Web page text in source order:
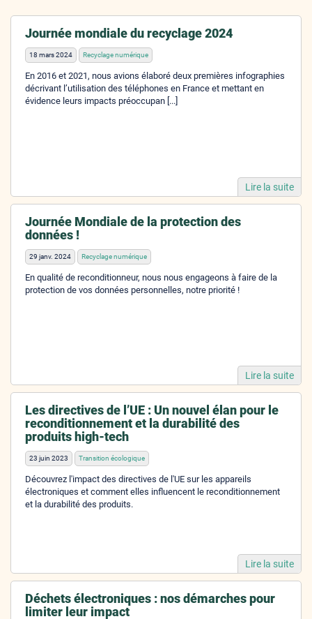
Journée mondiale du recyclage 2024
18 mars 2024 Recyclage numérique
En 2016 et 2021, nous avions élaboré deux premières infographies
décrivant l’utilisation des téléphones en France et mettant en
évidence leurs impacts préoccupan [...]
Lire la suite
Journée Mondiale de la protection des
données !
29 janv. 2024 Recyclage numérique
En qualité de reconditionneur, nous nous engageons à faire de la
protection de vos données personnelles, notre priorité !
Lire la suite
Les directives de l’UE : Un nouvel élan pour le
reconditionnement et la durabilité des
produits high-tech
23 juin 2023 Transition écologique
Découvrez l'impact des directives de l'UE sur les appareils
électroniques et comment elles influencent le reconditionnement
et la durabilité des produits.
Lire la suite
Déchets électroniques : nos démarches pour
limiter leur impact